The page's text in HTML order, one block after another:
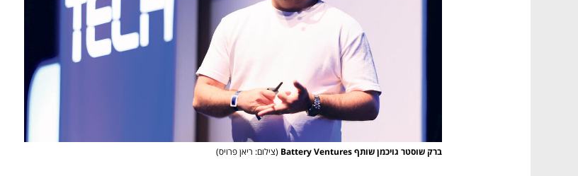
ברק שוסטר גויכמן שותף Battery Ventures (צילום: ריאן פרויס)